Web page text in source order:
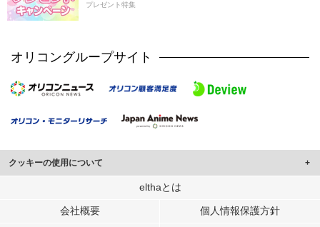
プレゼント特集
オリコングループサイト
クッキーの使用について
このサイトでは Cookie を使用して、ユーザーに合わせたコンテンツや広告の
行っています。
elthaとは
会社概要 個人情報保護方針